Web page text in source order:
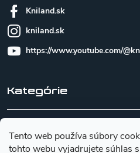
Tento web používa súbory
tohto webu vyjadrujete súhlas
Kniland.sk
kniland.sk
https://www.youtube.com/
Kategórie